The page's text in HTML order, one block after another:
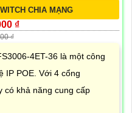
CHIA MẠNG
₫
₫
4ET-36 là một công
IP POE. Với 4 cổng
có khả năng cung cấp